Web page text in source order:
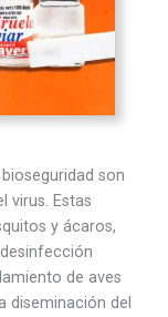
son
virus. Estas
y ácaros,
de aves
diseminación del